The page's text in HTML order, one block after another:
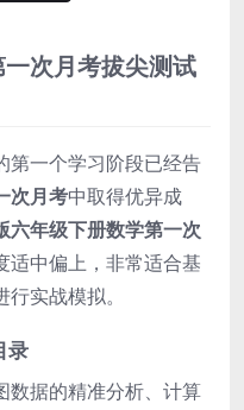
次月考拔尖测试
第一个学习阶段已经告
次月考中取得优异成
六年级下册数学第一次
适中偏上，非常适合基
实战模拟。
录
数据的精准分析、计算